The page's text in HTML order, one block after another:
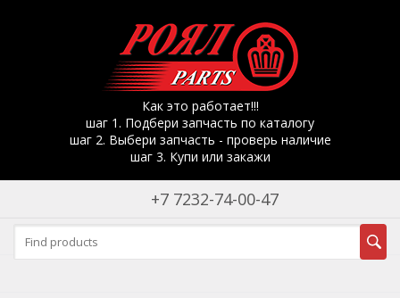
Как это работает!!!
шаг 1. Подбери запчасть по каталогу
шаг 2. Выбери запчасть - проверь наличие
шаг 3. Купи или закажи
+7 7232-74-00-47